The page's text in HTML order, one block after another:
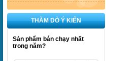
THĂM DÒ Ý KIẾN
Sản phẩm bán chạy nhất
trong năm?